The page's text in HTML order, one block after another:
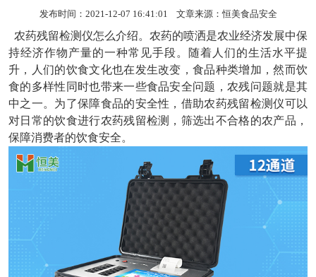
发布时间：2021-12-07 16:41:01 文章来源：恒美食品安全
农药残留检测仪怎么介绍。农药的喷洒是农业经济发展中保
持经济作物产量的一种常见手段。随着人们的生活水平提
升，人们的饮食文化也在发生改变，食品种类增加，然而饮
食的多样性同时也带来一些食品安全问题，农残问题就是其
中之一。为了保障食品的安全性，借助农药残留检测仪可以
对日常的饮食进行农药残留检测，筛选出不合格的农产品，
保障消费者的饮食安全。